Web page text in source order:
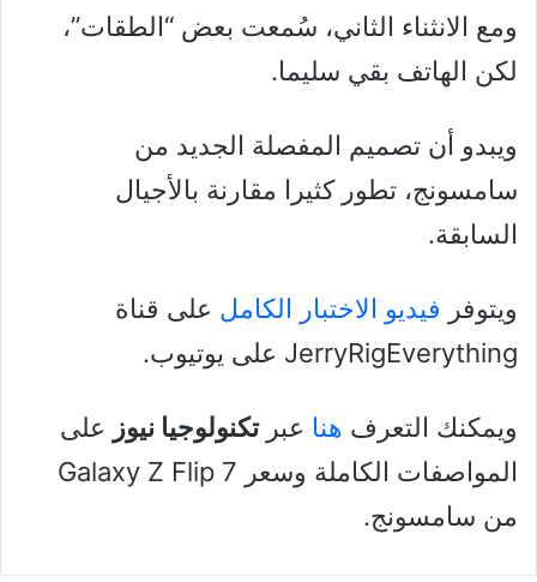
ومع الانثناء الثاني، سُمعت بعض “الطقات”،
لكن الهاتف بقي سليما.
ويبدو أن تصميم المفصلة الجديد من
سامسونج، تطور كثيرا مقارنة بالأجيال
السابقة.
ويتوفر فيديو الاختبار الكامل على قناة
JerryRigEverything على يوتيوب.
ويمكنك التعرف هنا عبرتكنولوجيا نيوز على
المواصفات الكاملة وسعر Galaxy Z Flip 7
من سامسونج.